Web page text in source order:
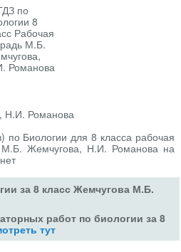
Н.И. Романова
по Биологии для 8 класса рабочая
М.Б. Жемчугова, Н.И. Романова на
за 8 класс Жемчугова М.Б.
работ по биологии за 8
тут